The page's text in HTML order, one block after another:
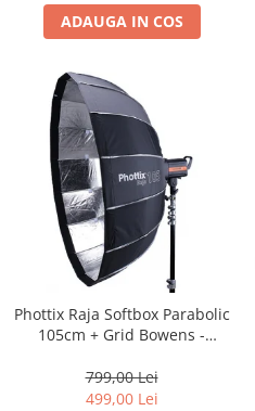
ADAUGA IN COS
Phottix Raja Softbox Parabolic
105cm + Grid Bowens -
799,00 Lei
499,00 Lei